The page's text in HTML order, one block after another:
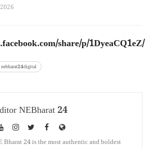
share/p/1DyeaCQ1eZ/
nebharat24digital
NEBharat 24
Bharat 24 is the most authentic and boldest